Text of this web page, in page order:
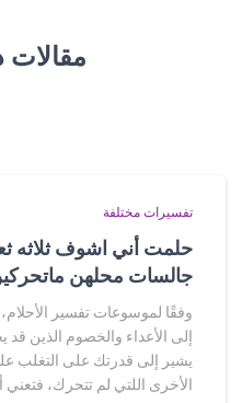
تفسيرات مختلفة
حلمت أني اشوف ثلاثه
جالسات محلهن
وفقًا لموسوعات تفسير
إلى الأعداء والخصوم الذين قد
يشير إلى قدرتك على التغلب على
الأخرى اللتي لم تتحرك، فتعني